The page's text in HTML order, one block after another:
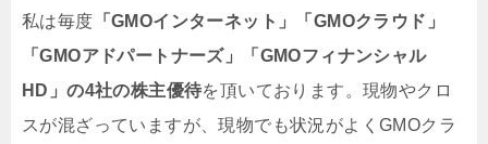
私は毎度 「GMOインターネット」「GMOクラウド」
「GMOアドパートナーズ」「GMOフィナンシャル
HD」の4社の株主優待を頂いております。現物やクロ
スが混ざっていますが、現物でも状況がよくGMOクラ